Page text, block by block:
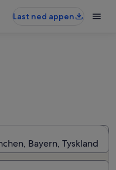
Last ned appen
Bayern, Tyskland